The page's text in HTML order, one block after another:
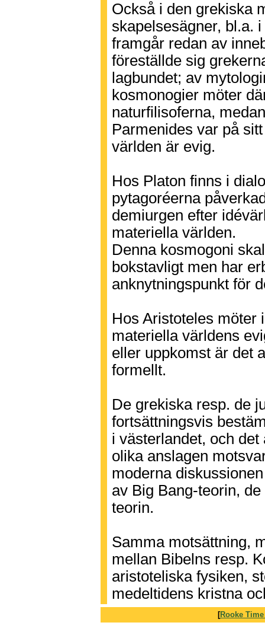
Också i den grekiska
skapelsesägner, bl.a.
framgår redan av
föreställde sig
lagbundet; av
kosmonogier möter
naturfilisoferna,
Parmenides var på
världen är evig.
Hos Platon finns i
pytagoréerna
demiurgen efter
materiella världen.
Denna kosmogoni
bokstavligt men har
anknytningspunkt för
Hos Aristoteles möter
materiella världens
eller uppkomst är det
formellt.
De grekiska resp. de
fortsättningsvis
i västerlandet, och
olika anslagen
moderna
av Big Bang-teorin,
teorin.
Samma motsättning,
mellan Bibelns resp.
aristoteliska fysiken,
medeltidens kristna
[Rooke